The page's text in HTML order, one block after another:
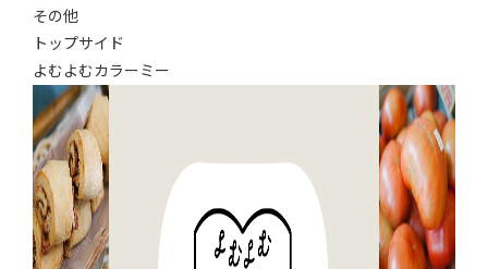
その他
トップサイド
よむよむカラーミー